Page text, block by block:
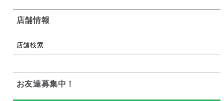
店舗情報
店舗検索
お友達募集中！